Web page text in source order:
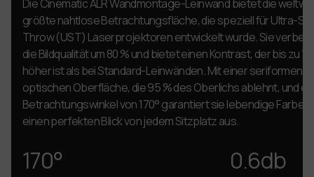
Die Cinematic ALR Wandmontage-Leinwand bietet die
größte nahtlose Betrachtungsfläche, die speziell für Ultra-
Throw (UST) Laserprojektoren entwickelt wurde. Sie
die Bildqualität um 80 % und bietet einen Kontrast, der bis zu
höher ist als bei Standard-Leinwänden. Mit einer seriformen
optischen Oberfläche, die 95 % des Oberlichs ablehnt, und
Betrachtungswinkel von 170° garantiert sie lebendige Farben
einen perfekten Blick von jedem Sitzplatz aus.
170°
0.6db